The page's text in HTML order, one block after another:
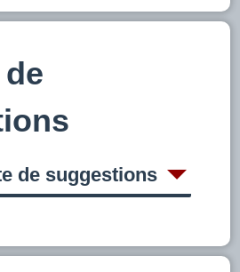
de suggestions